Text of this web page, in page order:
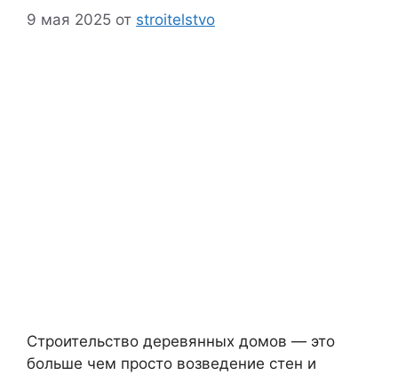
9 мая 2025 от stroitelstvo
Строительство деревянных домов — это
больше чем просто возведение стен и